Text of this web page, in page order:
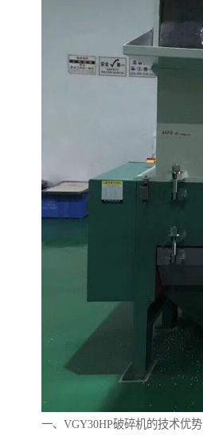
一、VGY30HP破碎机的技术优势